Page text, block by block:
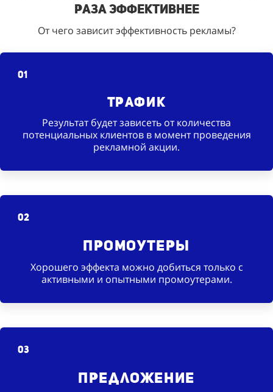
раза эффективнее
От чего зависит эффективность рекламы?
01
Трафик
Результат будет зависеть от количества
потенциальных клиентов в момент проведения
рекламной акции.
02
Промоутеры
Хорошего эффекта можно добиться только с
активными и опытными промоутерами.
03
Предложение